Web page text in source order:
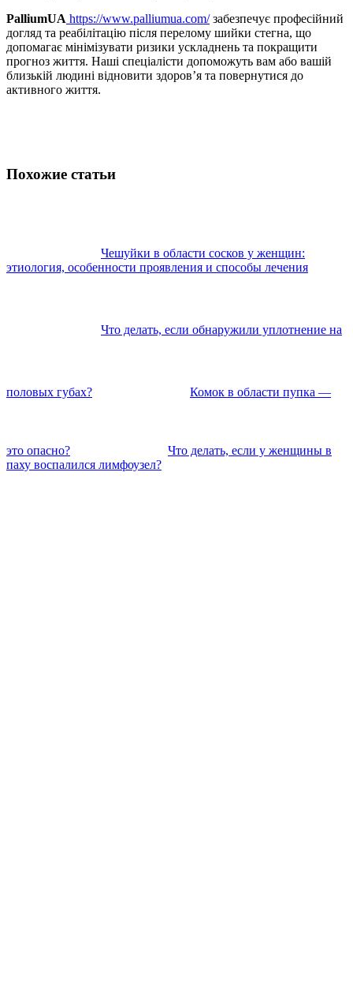
PalliumUA https://www.palliumua.com/забезпечує професійний
догляд та реабілітацію після перелому шийки стегна, що
допомагає мінімізувати ризики ускладнень та покращити
прогноз життя. Наші спеціалісти допоможуть вам або вашій
близькій людині відновити здоров’я та повернутися до
активного життя.
Похожие статьи
Чешуйки в области сосков у женщин:
этиология, особенности проявления и способы лечения
Что делать, если обнаружили уплотнение на
половых губах? Комок в области пупка —
это опасно?
Что делать, если у женщины в
паху воспалился лимфоузел?